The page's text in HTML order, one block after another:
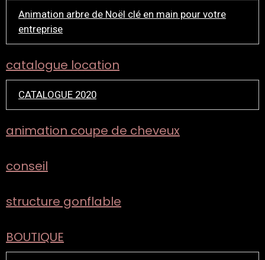
Animation arbre de Noël clé en main pour votre
entreprise
catalogue location
CATALOGUE 2020
animation coupe de cheveux
conseil
structure gonflable
BOUTIQUE